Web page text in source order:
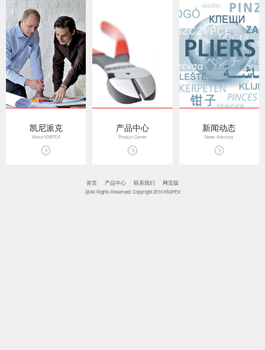
凯尼派克
About KNIPEX
产品中心
Product Center
新闻动态
News Advisory
首页 产品中心 联系我们 网页版
@All Rights Reserved: Copyright 2010 KNIPEX